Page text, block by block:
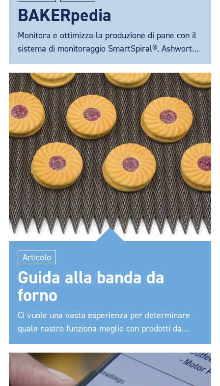
BAKERpedia
Monitora e ottimizza la produzione di pane con il
sistema di monitoraggio SmartSpiral®. Ashworth
collabora con BAKERpedia per rispondere alle tue
domande.
Articolo
Guida alla banda da
forno
Ci vuole una vasta esperienza per determinare
quale nastro funziona meglio con prodotti da
forno specifici.